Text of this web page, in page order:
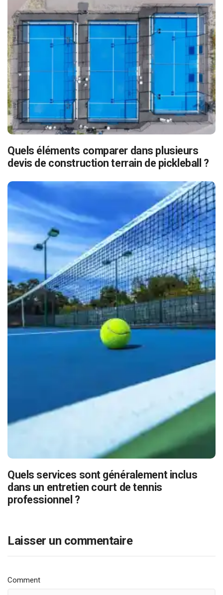
Quels éléments comparer dans plusieurs
devis de construction terrain de pickleball ?
Quels services sont généralement inclus
dans un entretien court de tennis
professionnel ?
Laisser un commentaire
Comment